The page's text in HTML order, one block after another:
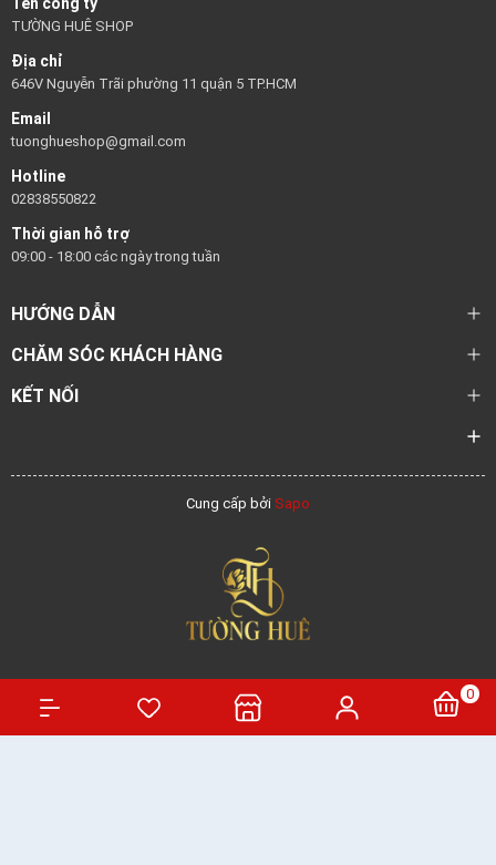
0
TƯỜNG HUÊ SHOP
Địa chỉ
646V Nguyễn Trãi phường 11 quận 5 TP.HCM
Email
tuonghueshop@gmail.com
Hotline
02838550822
Thời gian hỗ trợ
09:00 - 18:00 các ngày trong tuần
HƯỚNG DẪN
CHĂM SÓC KHÁCH HÀNG
KẾT NỐI
Cung cấp bởi Sapo